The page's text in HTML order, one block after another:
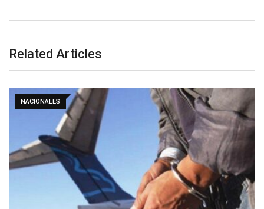
Related Articles
NACIONALES